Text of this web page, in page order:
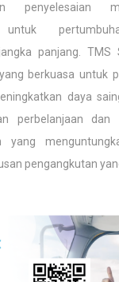
penyelesaian
untuk
panjang. TMS
berkuasa untuk
daya
perbelanjaan dan
yang
pengangkutan